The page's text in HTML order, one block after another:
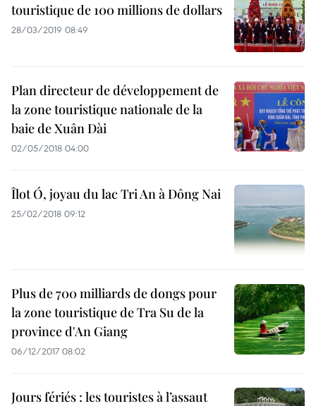
touristique de 100 millions de dollars
28/03/2019 08:49
Plan directeur de développement de
la zone touristique nationale de la
baie de Xuân Dài
02/05/2018 04:00
Îlot Ó, joyau du lac Tri An à Dông Nai
25/02/2018 09:12
Plus de 700 milliards de dongs pour
la zone touristique de Tra Su de la
province d'An Giang
06/12/2017 08:02
Jours fériés : les touristes à l’assaut